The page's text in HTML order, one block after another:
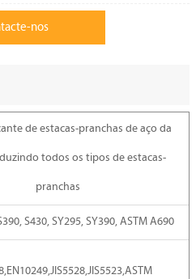
nos
de estacas-pranchas de aço da
todos os tipos de estacas-
pranchas
S430, SY295, SY390, ASTM A690